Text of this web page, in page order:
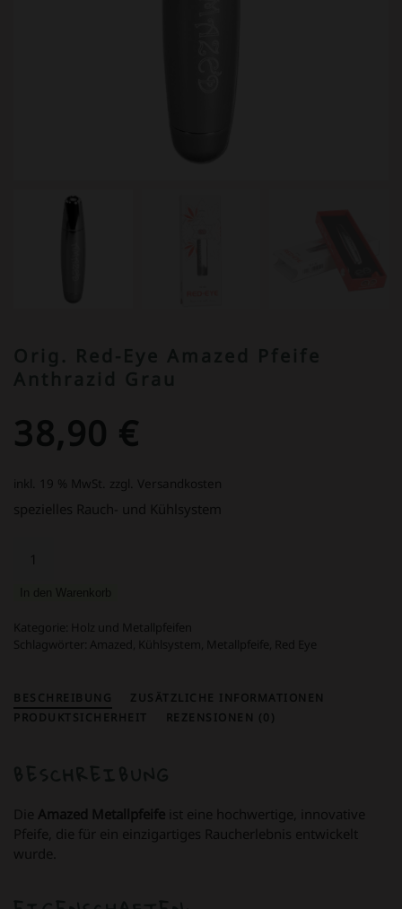
38,90 €
inkl. 19 % MwSt. zzgl. Versandkosten
spezielles Rauch- und Kühlsystem
Red-
Pfeife
Anthrazid
In den Warenkorb
Kategorie:
Holz und Metallpfeifen
Schlagwörter: Amazed , Kühlsystem, Metallpfeife, Red Eye
BESCHREIBUNG
ZUSÄTZLICHE INFORMATIONEN
PRODUKTSICHERHEIT
REZENSIONEN (0)
Die Amazed Metallpfeife ist eine hochwertige, innovative
Pfeife, die für ein einzigartiges Raucherlebnis entwickelt
wurde.